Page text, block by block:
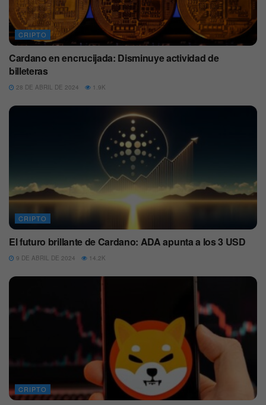
CRIPTO
Cardano en encrucijada: Disminuye actividad de
billeteras
28 DE ABRIL DE 2024 1.9K
CRIPTO
El futuro brillante de Cardano: ADA apunta a los 3 USD
9 DE ABRIL DE 2024 14.2K
CRIPTO